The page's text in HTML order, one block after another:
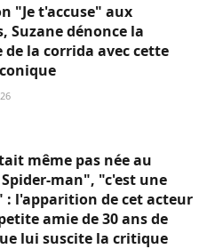
"Je t'accuse" aux
Suzane dénonce la
de la corrida avec cette
même pas née au
man", "c'est une
: l'apparition de cet acteur
amie de 30 ans de
lui suscite la critique